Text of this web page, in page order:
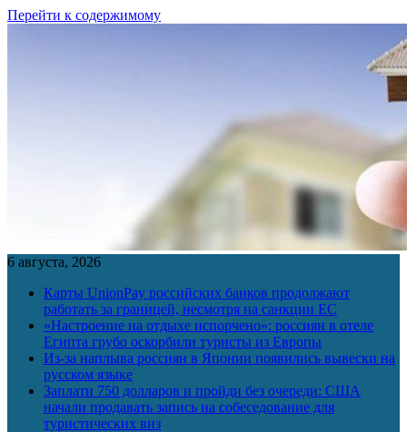
Перейти к содержимому
6 августа, 2026
Карты UnionPay российских банков продолжают
работать за границей, несмотря на санкции ЕС
«Настроение на отдыхе испорчено»: россиян в отеле
Египта грубо оскорбили туристы из Европы
Из-за наплыва россиян в Японии появились вывески на
русском языке
Заплати 750 долларов и пройди без очереди: США
начали продавать запись на собеседование для
туристических виз